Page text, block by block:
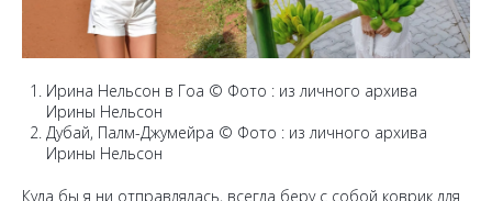
Ирина Нельсон в Гоа © Фото : из личного архива
Ирины Нельсон
Дубай, Палм-Джумейра © Фото : из личного архива
Ирины Нельсон
Куда бы я ни отправлялась, всегда беру с собой коврик для